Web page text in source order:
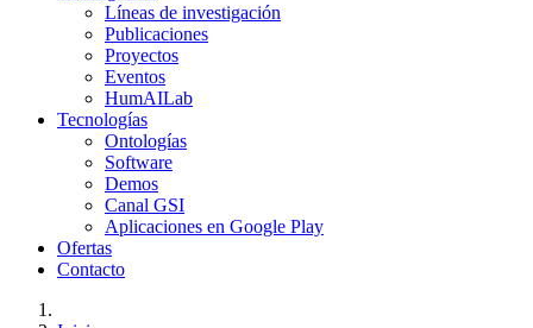
Líneas de investigación
Publicaciones
Proyectos
Eventos
HumAILab
Tecnologías
Ontologías
Software
Demos
Canal GSI
Aplicaciones en Google Play
Ofertas
Contacto